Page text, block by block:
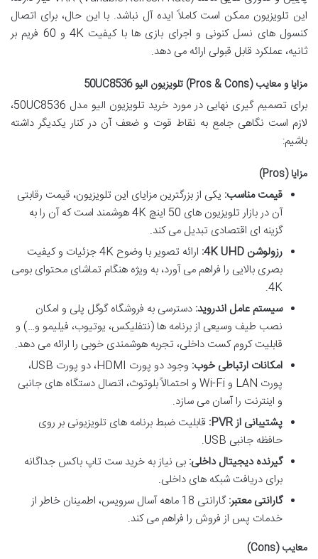
این تلویزیون ممکن است کاملاً ایده آل نباشد. با این حال، برای اتصال
کنسول های نسل کنونی و اجرای بازی ها با کیفیت 4K و 60 فریم بر
ثانیه، عملکرد قابل قبولی ارائه می دهد.
مزایا و معایب (Pros & Cons) تلویزیون الیو 50UC8536
برای تصمیم گیری نهایی در مورد خرید تلویزیون الیو مدل 50UC8536،
لازم است نگاهی جامع به نقاط قوت و ضعف آن در کنار یکدیگر داشته
باشیم:
مزایا (Pros)
قیمت مناسب: یکی از بزرگترین مزایای این تلویزیون، قیمت رقابتی
آن در بازار تلویزیون های 50 اینچ 4K هوشمند است که آن را به
گزینه ای اقتصادی تبدیل می کند.
رزولوشن 4K UHD:
ارائه تصویر با وضوح 4K جزئیات و کیفیت
بصری بالایی را فراهم می آورد، به ویژه هنگام تماشای محتوای بومی
4K.
سیستم عامل اندروید: دسترسی به فروشگاه گوگل پلی و امکان
نصب طیف وسیعی از برنامه ها (نتفلیکس، یوتیوب، فیلیمو و…) و
قابلیت کروم کست داخلی، تجربه هوشمندی خوبی را ارائه می دهد.
امکانات ارتباطی خوب:
وجود دو پورت HDMI، دو پورت USB،
پورت LAN و Wi-Fi و احتمالاً بلوتوث، اتصال دستگاه های جانبی
و اینترنت را آسان می سازد.
پشتیبانی از PVR:
قابلیت ضبط برنامه های تلویزیونی بر روی
حافظه جانبی USB.
گیرنده دیجیتال داخلی: بی نیاز به خرید ست تاپ باکس جداگانه
برای دریافت شبکه های داخلی.
گارانتی معتبر:
گارانتی 18 ماهه آسال سرویس، اطمینان خاطر از
خدمات پس از فروش را فراهم می کند.
معایب (Cons)